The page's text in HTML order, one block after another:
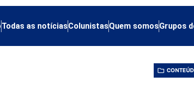
Todas as notíciasColunistasQuem somosGrupos